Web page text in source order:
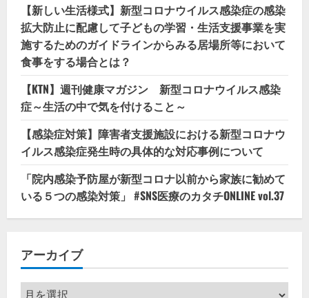
【新しい生活様式】新型コロナウイルス感染症の感染
拡大防止に配慮して子どもの学習・生活支援事業を実
施するためのガイドラインからみる居場所等において
食事をする場合とは？
【KTN】週刊健康マガジン 新型コロナウイルス感染
症～生活の中で気を付けること～
【感染症対策】障害者支援施設における新型コロナウ
イルス感染症発生時の具体的な対応事例について
「院内感染予防屋が新型コロナ以前から家族に勧めて
いる５つの感染対策」 #SNS医療のカタチONLINE vol.37
アーカイブ
ア